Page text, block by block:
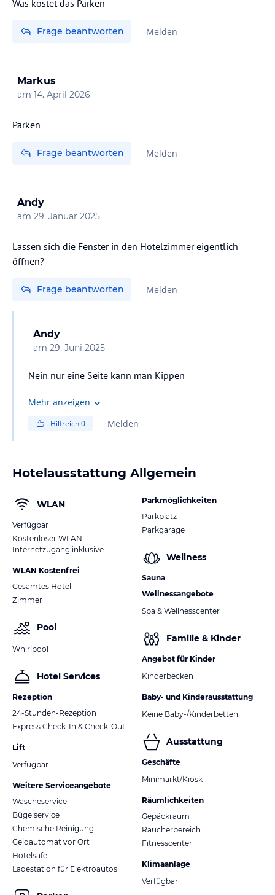
Frage beantworten Melden
Markus
am 14. April 2026
Parken
Frage beantworten Melden
Andy
am 29. Januar 2025
Lassen sich die Fenster in den Hotelzimmer eigentlich
öffnen?
Frage beantworten Melden
Andy
am 29. Juni 2025
Nein nur eine Seite kann man Kippen
Mehr anzeigen
Hilfreich0 Melden
Hotelausstattung Allgemein
WLAN
Verfügbar
Kostenloser WLAN-
Internetzugang inklusive
WLAN Kostenfrei
Gesamtes Hotel
Zimmer
Pool
Whirlpool
Hotel Services
Rezeption
24-Stunden-Rezeption
Express Check-In & Check-Out
Lift
Verfügbar
Weitere Serviceangebote
Wäscheservice
Bügelservice
Chemische Reinigung
Geldautomat vor Ort
Hotelsafe
Ladestation für Elektroautos
Parkmöglichkeiten
Parkplatz
Parkgarage
Wellness
Sauna
Wellnessangebote
Spa & Wellnesscenter
Familie & Kinder
Angebot für Kinder
Kinderbecken
Baby- und Kinderausstattung
Keine Baby-/Kinderbetten
Ausstattung
Geschäfte
Minimarkt/Kiosk
Räumlichkeiten
Gepäckraum
Raucherbereich
Fitnesscenter
Klimaanlage
Verfügbar